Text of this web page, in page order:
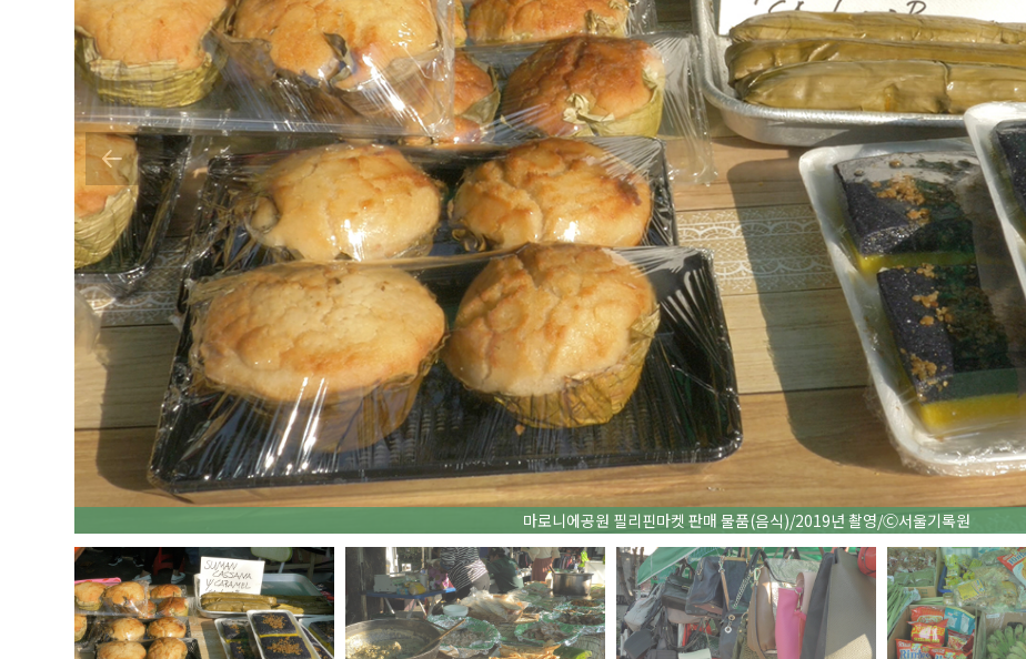
마로니에공원 필리핀마켓 판매 물품(음식)/2019년 촬영/Ⓒ서울기록원